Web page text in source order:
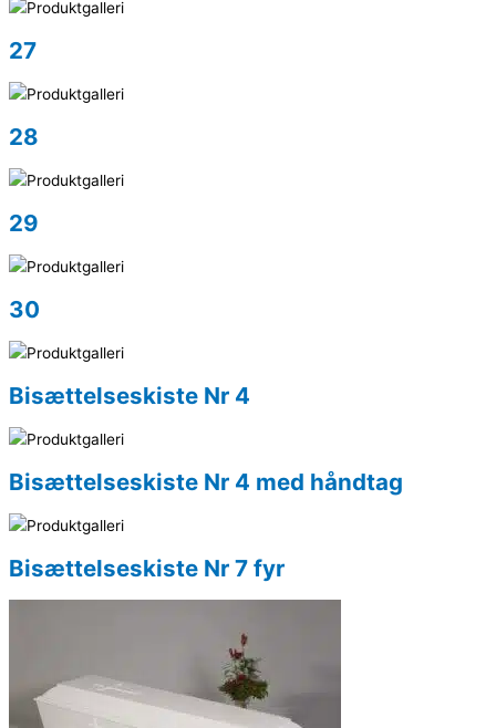
27
28
29
30
Bisættelseskiste Nr 4
Bisættelseskiste Nr 4 med håndtag
Bisættelseskiste Nr 7 fyr